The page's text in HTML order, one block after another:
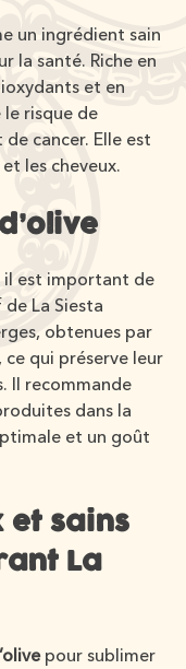
un ingrédient sain
la santé. Riche en
et en
le risque de
cancer. Elle est
les cheveux.
il est important de
La Siesta
obtenues par
qui préserve leur
Il recommande
dans la
et un goût
et sains
La
pour sublimer